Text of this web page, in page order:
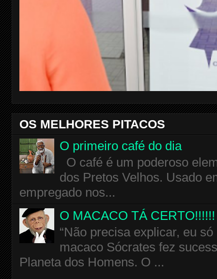
OS MELHORES PITACOS
O primeiro café do dia
O café é um poderoso
dos Pretos Velhos. Usado
empregado nos...
O MACACO TÁ CERTO!!!!!!
“Não precisa explicar, eu
macaco Sócrates fez
Planeta dos Homens. O ...